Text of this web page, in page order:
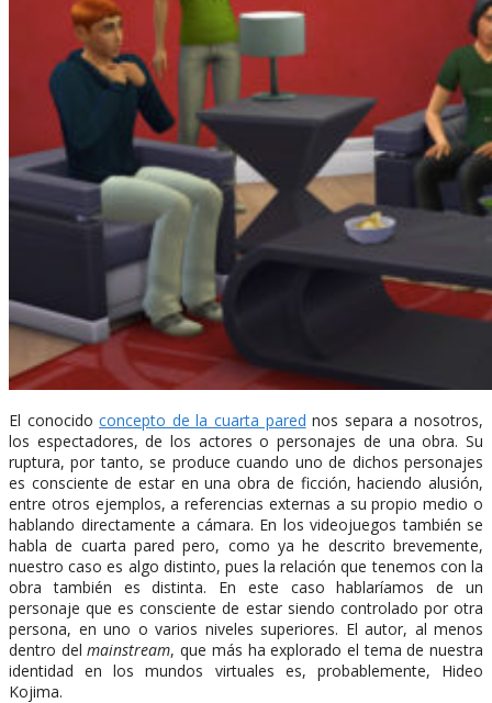
El conocidoconcepto de la cuarta pared nos separa a nosotros,
los espectadores, de los actores o personajes de una obra. Su
ruptura, por tanto, se produce cuando uno de dichos personajes
es consciente de estar en una obra de ficción, haciendo alusión,
entre otros ejemplos, a referencias externas a su propio medio o
hablando directamente a cámara. En los videojuegos también se
habla de cuarta pared pero, como ya he descrito brevemente,
nuestro caso es algo distinto, pues la relación que tenemos con la
obra también es distinta. En este caso hablaríamos de un
personaje que es consciente de estar siendo controlado por otra
persona, en uno o varios niveles superiores. El autor, al menos
dentro delmainstream, que más ha explorado el tema de nuestra
identidad en los mundos virtuales es, probablemente, Hideo
Kojima.